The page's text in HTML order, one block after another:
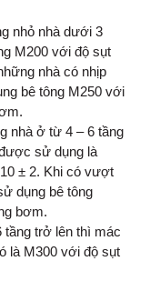
nhỏ nhà dưới 3
M200 với độ sụt
nhà có nhịp
bê tông M250 với
nhà ở từ 4 – 6 tầng
sử dụng là
± 2. Khi có vượt
dụng bê tông
bơm.
trở lên thì mác
là M300 với độ sụt